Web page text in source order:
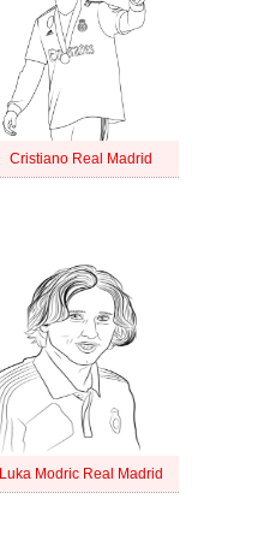
Cristiano Real Madrid
Luka Modric Real Madrid